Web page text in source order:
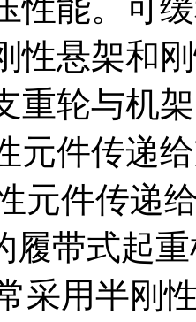
性能。可
性悬架和
重轮与机
元件传递
元件传递
履带式起
采用半刚